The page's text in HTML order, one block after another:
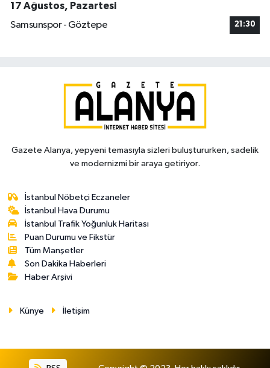
17 Ağustos, Pazartesi
Samsunspor - Göztepe
21:30
Gazete Alanya, yepyeni temasıyla sizleri buluştururken, sadelik
ve modernizmi bir araya getiriyor.
İstanbul Nöbetçi Eczaneler
İstanbul Hava Durumu
İstanbul Trafik Yoğunluk Haritası
Puan Durumu ve Fikstür
Tüm Manşetler
Son Dakika Haberleri
Haber Arşivi
Künye İletişim